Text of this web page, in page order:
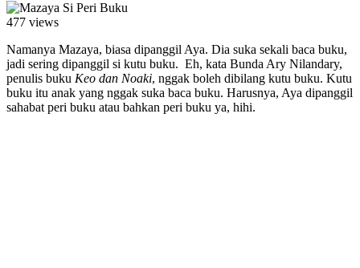
477 views
Namanya Mazaya, biasa dipanggil Aya. Dia suka sekali baca buku,
jadi sering dipanggil si kutu buku. Eh, kata Bunda Ary Nilandary,
penulis buku Keo dan Noaki, nggak boleh dibilang kutu buku. Kutu
buku itu anak yang nggak suka baca buku. Harusnya, Aya dipanggil
sahabat peri buku atau bahkan peri buku ya, hihi.